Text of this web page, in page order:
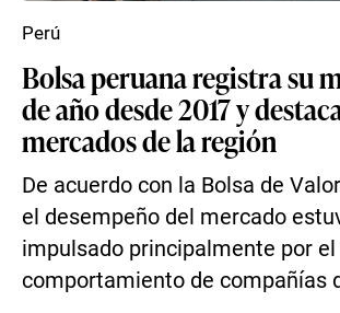
Bolsa peruana registra su
de año desde 2017 y
mercados de la región
De acuerdo con la Bolsa de
el desempeño del mercado
impulsado principalmente por el
comportamiento de compañías
Perú